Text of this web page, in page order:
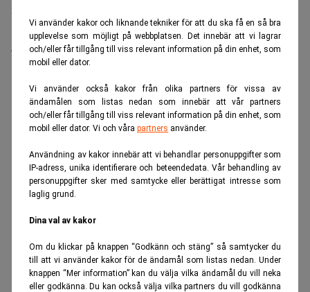
Vi använder kakor och liknande tekniker för att du ska få en så bra
upplevelse som möjligt på webbplatsen. Det innebär att vi lagrar
och/eller får tillgång till viss relevant information på din enhet, som
mobil eller dator.
Vi använder också kakor från olika partners för vissa av
ändamålen som listas nedan som innebär att vår partners
och/eller får tillgång till viss relevant information på din enhet, som
mobil eller dator. Vi och våra partners använder.
Användning av kakor innebär att vi behandlar personuppgifter som
IP-adress, unika identifierare och beteendedata. Vår behandling av
personuppgifter sker med samtycke eller berättigat intresse som
laglig grund.
Dina val av kakor
Om du klickar på knappen “Godkänn och stäng” så samtycker du
till att vi använder kakor för de ändamål som listas nedan. Under
knappen “Mer information” kan du välja vilka ändamål du vill neka
eller godkänna. Du kan också välja vilka partners du vill godkänna
ränta.
"Grunden för yrkandet är att Christer Sandberg orsakat
dessa kostnader genom vårdslöshet och försummelse".